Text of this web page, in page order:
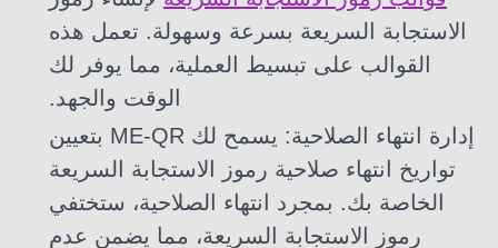
الاستجابة السريعة بسرعة وسهولة. تعمل هذه
القوالب على تبسيط العملية، مما يوفر لك
الوقت والجهد.
إدارة انتهاء الصلاحية: يسمح لك ME-QR بتعيين
تواريخ انتهاء صلاحية رموز الاستجابة السريعة
الخاصة بك. بمجرد انتهاء الصلاحية، ستختفي
رموز الاستجابة السريعة، مما يضمن عدم